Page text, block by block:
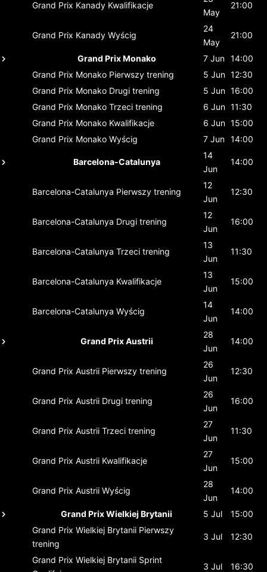
Grand Prix Kanady Kwalifikacje
May
21:00
Grand Prix Kanady Wyścig
24
May
21:00
Grand Prix Monako 7 Jun 14:00
Grand Prix Monako Pierwszy trening 5 Jun 12:30
Grand Prix Monako Drugi trening 5 Jun 16:00
Grand Prix Monako Trzeci trening 6 Jun 11:30
Grand Prix Monako Kwalifikacje 6 Jun 15:00
Grand Prix Monako Wyścig 7 Jun 14:00
Barcelona-Catalunya
14
Jun
14:00
Barcelona-Catalunya Pierwszy trening
12
Jun
12:30
Barcelona-Catalunya Drugi trening
12
Jun
16:00
Barcelona-Catalunya Trzeci trening
13
Jun
11:30
Barcelona-Catalunya Kwalifikacje
13
Jun
15:00
Barcelona-Catalunya Wyścig
14
Jun
14:00
Grand Prix Austrii
28
Jun
14:00
Grand Prix Austrii Pierwszy trening
26
Jun
12:30
Grand Prix Austrii Drugi trening
26
Jun
16:00
Grand Prix Austrii Trzeci trening
27
Jun
11:30
Grand Prix Austrii Kwalifikacje
27
Jun
15:00
Grand Prix Austrii Wyścig
28
Jun
14:00
Grand Prix Wielkiej Brytanii 5 Jul
15:00
Grand Prix Wielkiej Brytanii Pierwszy
trening
3 Jul 12:30
Grand Prix Wielkiej Brytanii Sprint
3 Jul 16:30